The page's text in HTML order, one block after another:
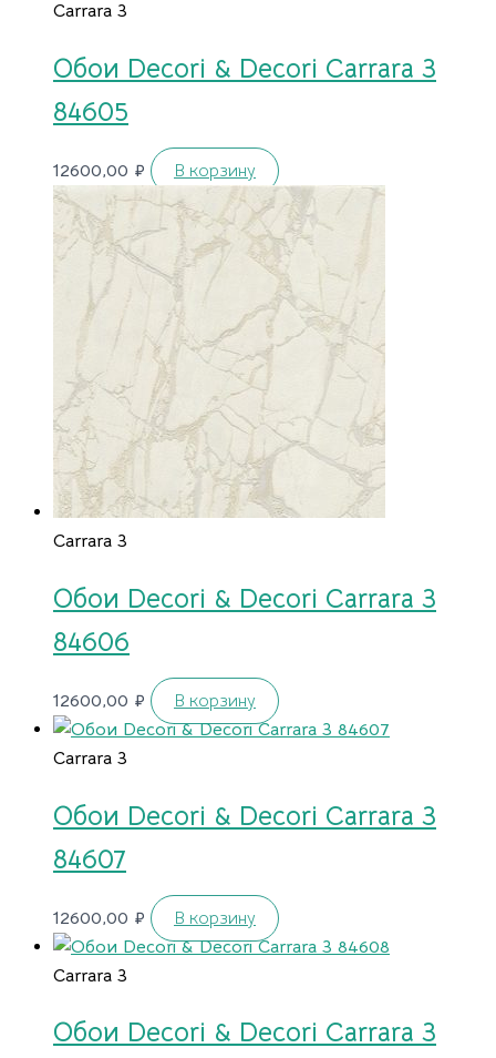
Carrara 3
Обои Decori & Decori Carrara 3
84605
12600,00 ₽ В корзину
Carrara 3
Обои Decori & Decori Carrara 3
84606
12600,00 ₽ В корзину
Carrara 3
Обои Decori & Decori Carrara 3
84607
12600,00 ₽ В корзину
Carrara 3
Обои Decori & Decori Carrara 3